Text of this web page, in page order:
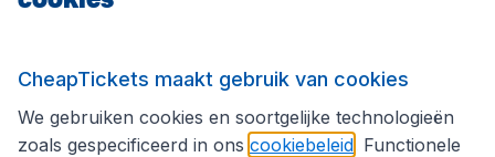
Volg CheapTickets.nl
CheapTickets maakt gebruik van cookies
We gebruiken cookies en soortgelijke technologieën
zoals gespecificeerd in ons cookiebeleid . Functionele